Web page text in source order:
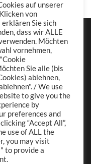
auf unserer
von
Sie sich
dass wir ALLE
Möchten
vornehmen,
Sie alle (bis
ablehnen,
/ We use
to give you the
by
preferences and
“Accept All”,
use of ALL the
you may visit
to provide a